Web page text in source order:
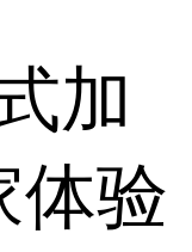
加
体验